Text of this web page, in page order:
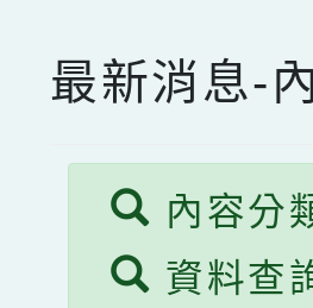
最新消息-
內容分
資料查